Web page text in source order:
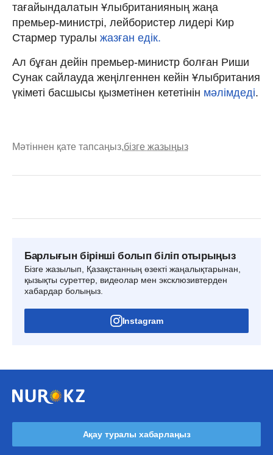
тағайындалатын Ұлыбританияның жаңа
премьер-министрі, лейбористер лидері Кир
Стармер туралы жазған едік.
Ал бұған дейін премьер-министр болған Риши
Сунак сайлауда жеңілгеннен кейін Ұлыбритания
үкіметі басшысы қызметінен кететінін мәлімдеді.
Мәтіннен қате тапсаңыз,бізге жазыңыз
Барлығын бірінші болып біліп отырыңыз
Бізге жазылып, Қазақстанның өзекті жаңалықтарынан,
қызықты суреттер, видеолар мен эксклюзивтерден
хабардар болыңыз.
Instagram
Ақау туралы хабарлаңыз